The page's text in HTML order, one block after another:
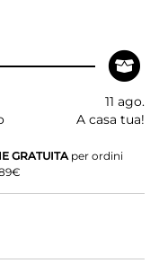
11 ago.
A casa tua!
GRATUITAper ordini